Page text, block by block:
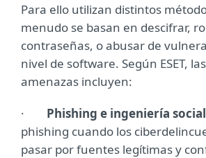
Para ello utilizan distintos
menudo se basan en descifrar,
contraseñas, o abusar de
nivel de software. Según ESET,
amenazas incluyen:
· Phishing e ingeniería social
phishing cuando los
pasar por fuentes legítimas y